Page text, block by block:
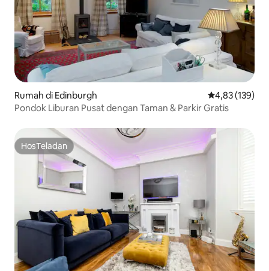
Rumah di Edinburgh Nilai rata-rata
4,83 (139)
Pondok Liburan Pusat dengan Taman & Parkir Gratis
HosTeladan
HosTeladan